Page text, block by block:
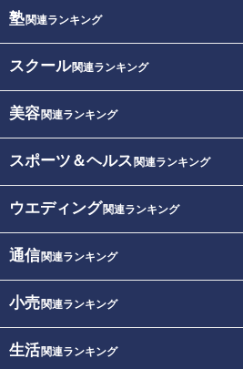
塾関連ランキング
スクール関連ランキング
美容関連ランキング
スポーツ＆ヘルス 関連ランキング
ウエディング関連ランキング
通信関連ランキング
小売関連ランキング
生活関連ランキング